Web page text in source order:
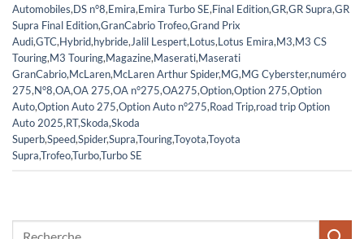
Automobiles,DS n°8,Emira,Emira Turbo SE,Final Edition,GR,GR Supra,GR
Supra Final Edition,GranCabrio Trofeo,Grand Prix
Audi,GTC,Hybrid,hybride,Jalil Lespert,Lotus,Lotus Emira,M3,M3 CS
Touring,M3 Touring,Magazine,Maserati,Maserati
GranCabrio,McLaren,McLaren Arthur Spider,MG,MG Cyberster,numéro
275,N°8,OA,OA 275,OA n°275,OA275,Option,Option 275,Option
Auto,Option Auto 275,Option Auto n°275,Road Trip,road trip Option
Auto 2025,RT,Skoda,Skoda
Superb,Speed,Spider,Supra,Touring,Toyota,Toyota
Supra,Trofeo,Turbo,Turbo SE